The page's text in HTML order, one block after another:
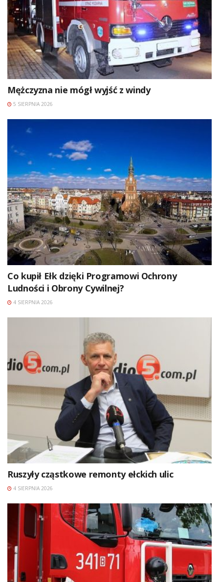
Mężczyzna nie mógł wyjść z windy
5 SIERPNIA 2026
Co kupił Ełk dzięki Programowi Ochrony
Ludności i Obrony Cywilnej?
4 SIERPNIA 2026
Ruszyły cząstkowe remonty ełckich ulic
4 SIERPNIA 2026